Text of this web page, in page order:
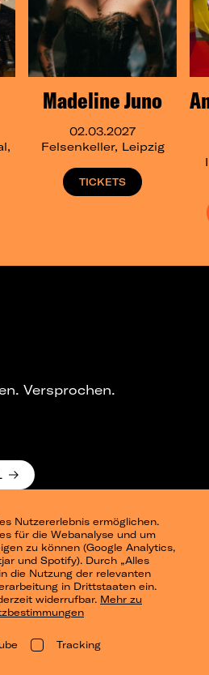
Madeline Juno
02.03.2027
Felsenkeller, Leipzig
TICKETS
Nutzererlebnis ermöglichen.
für die Webanalyse und um
zu können (Google Analytics,
und Spotify). Durch „Alles
die Nutzung der relevanten
in Drittstaaten ein.
widerrufbar. Mehr zu
Tracking
Versprochen.